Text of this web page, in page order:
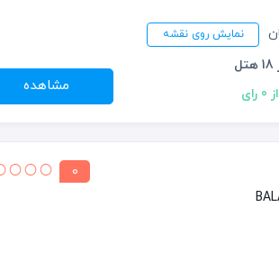
نمایش روی نقشه
مشاهده
0